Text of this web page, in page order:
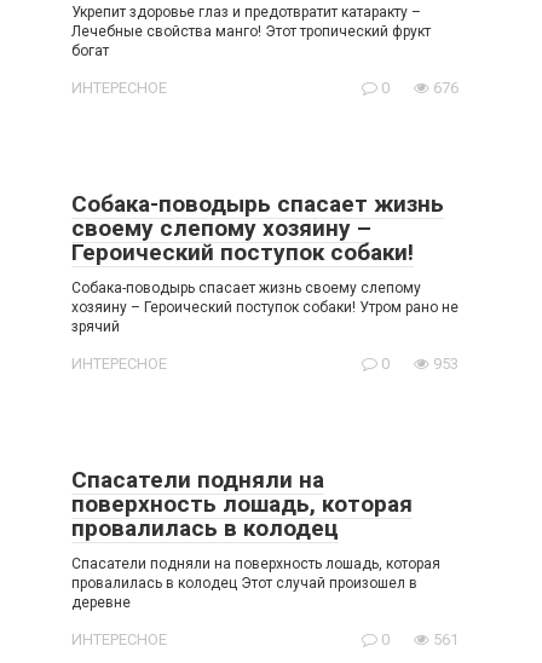
Укрепит здоровье глаз и предотвратит катаракту –
Лечебные свойства манго! Этот тропический фрукт
богат
ИНТЕРЕСНОЕ 0 676
Собака-поводырь спасает жизнь
своему слепому хозяину –
Героический поступок собаки!
Собака-поводырь спасает жизнь своему слепому
хозяину – Героический поступок собаки! Утром рано не
зрячий
ИНТЕРЕСНОЕ 0 953
Спасатели подняли на
поверхность лошадь, которая
провалилась в колодец
Спасатели подняли на поверхность лошадь, которая
провалилась в колодец Этот случай произошел в
деревне
ИНТЕРЕСНОЕ 0 561